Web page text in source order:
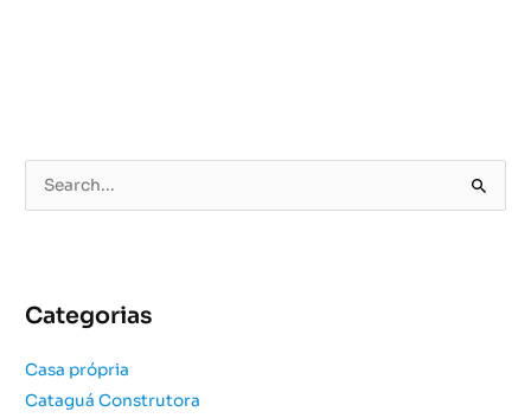
e
i
a
r
Categorias
Casa própria
Cataguá Construtora